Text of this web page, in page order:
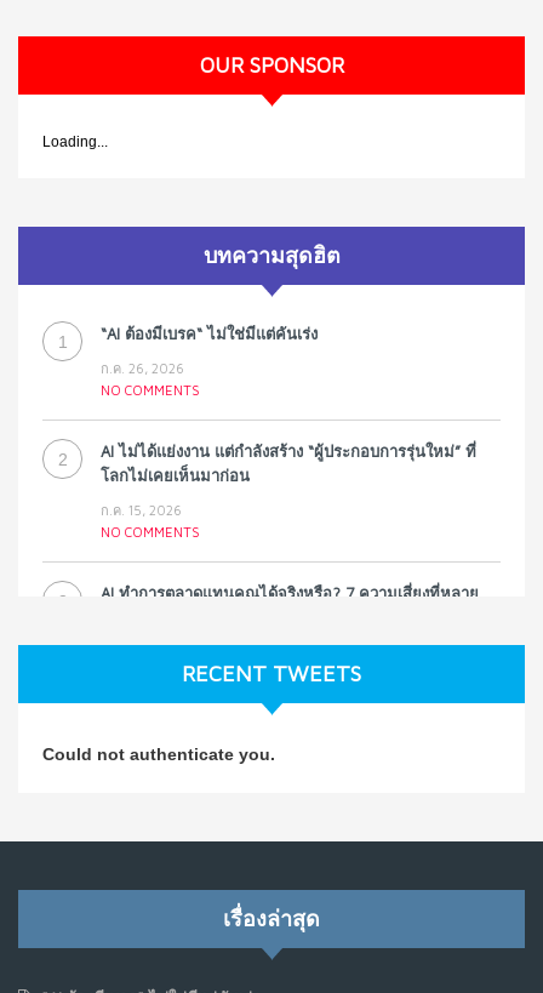
OUR SPONSOR
Loading...
บทความสุดฮิต
1 “AI ต้องมีเบรค“ ไม่ใช่มีแต่คันเร่ง
ก.ค. 26, 2026
NO COMMENTS
2
AI ไม่ได้แย่งงาน แต่กำลังสร้าง “ผู้ประกอบการรุ่นใหม่” ที่
โลกไม่เคยเห็นมาก่อน
ก.ค. 15, 2026
NO COMMENTS
3
AI ทำการตลาดแทนคุณได้จริงหรือ? 7 ความเสี่ยงที่หลาย
NO COMMENTS
Koe ในแบบอาจารย์บอม
รัฐอาจเป็นจุดเริ่มต้นของ “ขบวนการประท้วงดิจิทัล” ครั้งใหม่
RECENT TWEETS
Could not authenticate you.
เรื่องล่าสุด